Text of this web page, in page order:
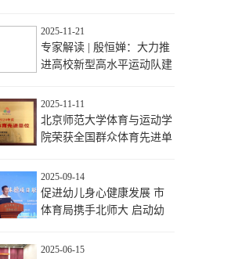
2025-11-21
专家解读 | 殷恒婵：大力推
进高校新型高水平运动队建
2025-11-11
北京师范大学体育与运动学
院荣获全国群众体育先进单
2025-09-14
促进幼儿身心健康发展 市
体育局携手北师大 启动幼
合新路径
2025-06-15